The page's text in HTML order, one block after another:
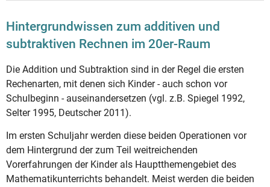
Hintergrundwissen zum additiven und
subtraktiven Rechnen im 20er-Raum
Die Addition und Subtraktion sind in der Regel die ersten
Rechenarten, mit denen sich Kinder - auch schon vor
Schulbeginn - auseinandersetzen (vgl. z.B. Spiegel 1992,
Selter 1995, Deutscher 2011).
Im ersten Schuljahr werden diese beiden Operationen vor
dem Hintergrund der zum Teil weitreichenden
Vorerfahrungen der Kinder als Hauptthemengebiet des
Mathematikunterrichts behandelt. Meist werden die beiden